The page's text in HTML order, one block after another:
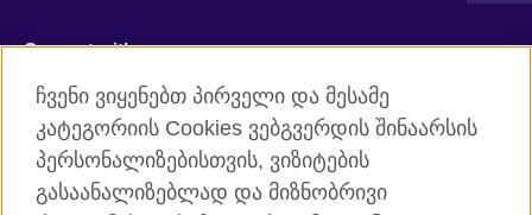
Connect with us
Facebook Twitter
YouTube RSS
Instagram TikTok
ჩვენი ვიყენებთ პირველი და მესამე
კატეგორიის Cookies ვებგვერდის შინაარსის
პერსონალიზებისთვის, ვიზიტების
გასაანალიზებლად და მიზნობრივი